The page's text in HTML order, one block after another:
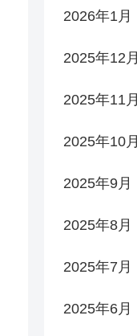
2026年1月
2025年12月
2025年11月
2025年10月
2025年9月
2025年8月
2025年7月
2025年6月